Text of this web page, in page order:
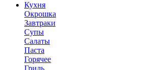
Кухня
Окрошка
Завтраки
Супы
Салаты
Паста
Горячее